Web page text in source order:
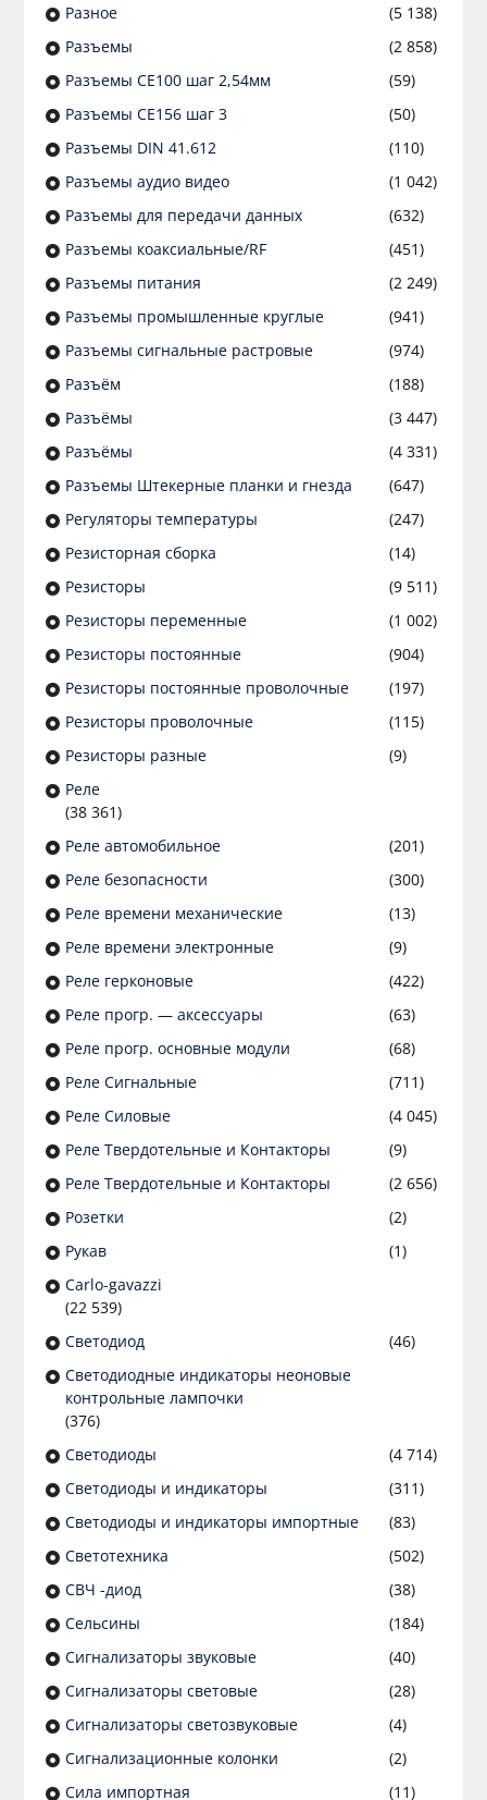
Разное
(5 138)
Разъeмы
(2 858)
Разъeмы CE100 шаг 2,54мм
(59)
Разъeмы CE156 шаг 3
(50)
Разъeмы DIN 41.612
(110)
Разъeмы аудио видео
(1 042)
Разъeмы для передачи данных
(632)
Разъeмы коаксиальные/RF
(451)
Разъeмы питания
(2 249)
Разъeмы промышленные круглые
(941)
Разъeмы сигнальные растровые
(974)
Разъём
(188)
Разъёмы
(3 447)
Разъёмы
(4 331)
Разъемы Штекерные планки и гнезда
(647)
Регуляторы температуры
(247)
Резисторная сборка
(14)
Резисторы
(9 511)
Резисторы переменные
(1 002)
Резисторы постоянные
(904)
Резисторы постоянные проволочные
(197)
Резисторы проволочные
(115)
Резисторы разные
(9)
Реле
(38 361)
Реле автомобильное
(201)
Реле безопасности
(300)
Реле времени механические
(13)
Реле времени электронные
(9)
Реле герконовые
(422)
Реле прогр. — аксессуары
(63)
Реле прогр. основные модули
(68)
Реле Сигнальные
(711)
Реле Силовые
(4 045)
Реле Твердотельные и Контакторы
(9)
Реле Твердотельные и Контакторы
(2 656)
Розетки
(2)
Рукав
(1)
Сarlo-gavazzi
(22 539)
Светодиод
(46)
Светодиодные индикаторы неоновые
контрольные лампочки
(376)
Светодиоды
(4 714)
Светодиоды и индикаторы
(311)
Светодиоды и индикаторы импортные
(83)
Светотехника
(502)
СВЧ -диод
(38)
Сельсины
(184)
Сигнализаторы звуковые
(40)
Сигнализаторы световые
(28)
Сигнализаторы светозвуковые
(4)
Сигнализационные колонки
(2)
Сила импортная
(11)